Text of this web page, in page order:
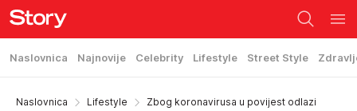
Naslovnica Najnovije Celebrity Lifestyle Street Style
Naslovnica Lifestyle
Zbog koronavirusa u povijest odlazi